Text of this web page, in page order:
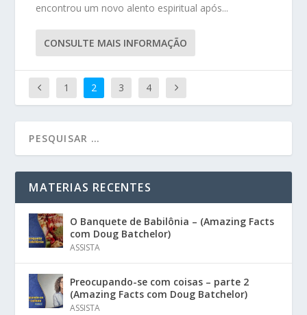
encontrou um novo alento espiritual após...
CONSULTE MAIS INFORMAÇÃO
1 2 3 4
MATERIAS RECENTES
O Banquete de Babilônia – (Amazing Facts
com Doug Batchelor)
ASSISTA
Preocupando-se com coisas – parte 2
(Amazing Facts com Doug Batchelor)
ASSISTA